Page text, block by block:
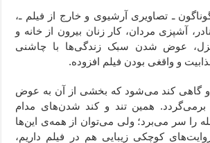
ـ تصاویری آرشیوی و خارج از فیلم ـ،
آشپزی مردان، کار زنان بیرون از خانه و
عوض شدن سبک زندگی‌ها با چاشنی
و واقغی بودن فیلم افزوده.
و گاهی کند می‌شود که بخشی از آن به عوض
همین تند و کند شدن‌های مدام
را سر می‌برد؛ ولی می‌توان از همه‌ی این‌ها
کوچکی زیبایی هم در فیلم داریم،